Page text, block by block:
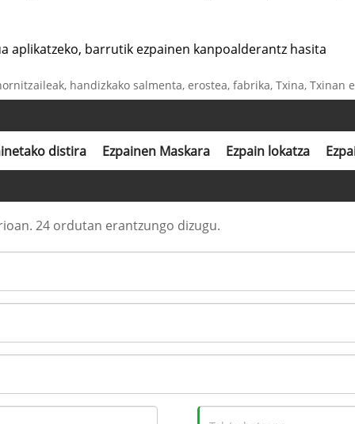
barrutik ezpainen kanpoalderantz hasita
handizkako salmenta, erostea, fabrika, Txina, Txinan
distira Ezpainen Maskara Ezpain lokatza
24 ordutan erantzungo dizugu.